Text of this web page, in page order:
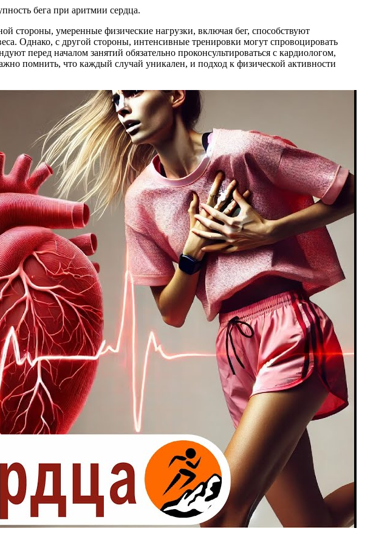
бега при аритмии сердца.
стороны, умеренные физические нагрузки, включая бег, способствуют
Однако, с другой стороны, интенсивные тренировки могут спровоцировать
перед началом занятий обязательно проконсультироваться с кардиологом,
помнить, что каждый случай уникален, и подход к физической активности